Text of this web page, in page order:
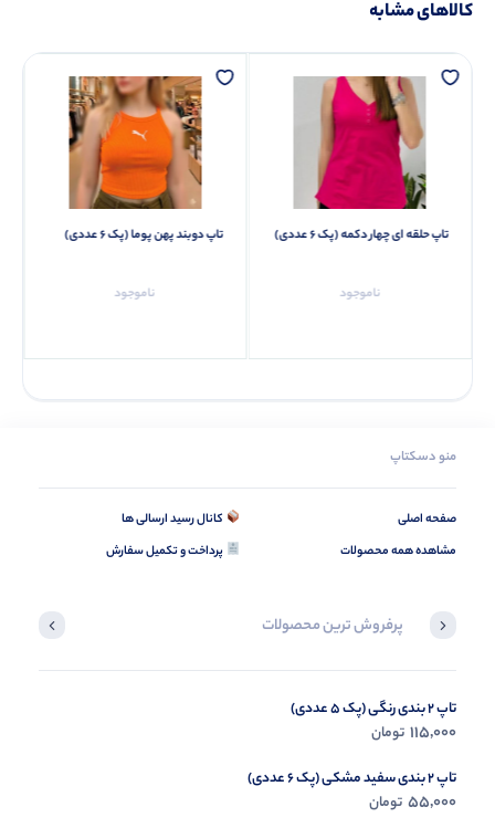
کالاهای مشابه
تاپ حلقه ای چهار دکمه (پک 6 عددی)
ناموجود
تاپ دوبند پهن پوما (پک 6 عددی)
ناموجود
منو دسکتاپ
صفحه اصلی
مشاهده همه محصولات
کانال رسید ارسالی ها
پرداخت و تکمیل سفارش
پرفروش ترین محصولات
تاپ 2 بندی رنگی (پک 5 عددی)
115,000 تومان
تاپ 2 بندی سفید مشکی (پک 6 عددی)
55,000 تومان
کراپ تین بیسیک (پک 6 عددی)
135,000 تومان